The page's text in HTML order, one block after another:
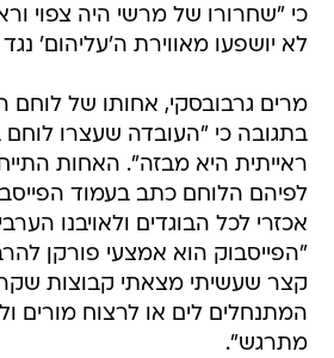
כי "שחרורו של מרשי היה צפוי
לא יושפעו מאווירת ה'עליהום'
מרים גרבובסקי, אחותו של לוחם
בתגובה כי "העובדה שעצרו
ראייתית היא מבזה". האחות
לפיהם הלוחם כתב בעמוד
אכזרי לכל הבוגדים ולאויבנו
"הפייסבוק הוא אמצעי פורקן
קצר שעשיתי מצאתי קבוצות
המתנחלים לים או לרצוח מורים
מתרגש".